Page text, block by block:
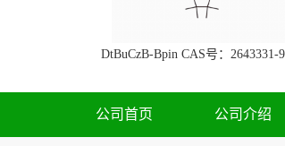
DtBuCzB-Bpin CAS号：2643331-
公司首页 公司介绍